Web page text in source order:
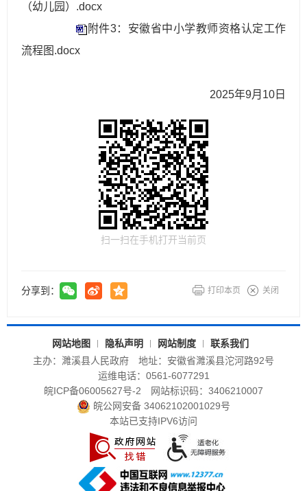
（幼儿园）.docx
附件3：安徽省中小学教师资格认定工作
流程图.docx
2025年9月10日
扫一扫在手机打开当前页
分享到： 打印本页 关闭
网站地图 隐私声明 网站制度
联系我们
主办：濉溪县人民政府
地址：安徽省濉溪县沱河路92号
运维电话：0561-6077291
皖ICP备06005627号-2
网站标识码：3406210007
皖公网安备 34062102001029号
本站已支持IPV6访问